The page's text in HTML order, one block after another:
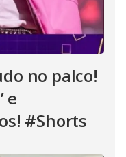
no palco!
e
#Shorts